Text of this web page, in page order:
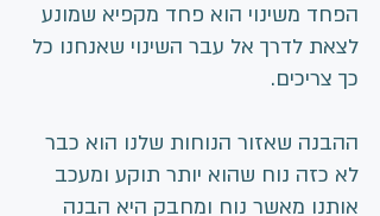
הפחד משינוי הוא פחד מקפיא שמונע
לצאת לדרך אל עבר השינוי שאנחנו כל
כך צריכים.
ההבנה שאזור הנוחות שלנו הוא כבר
לא כזה נוח שהוא יותר תוקע ומעכב
אותנו מאשר נוח ומחבק היא הבנה